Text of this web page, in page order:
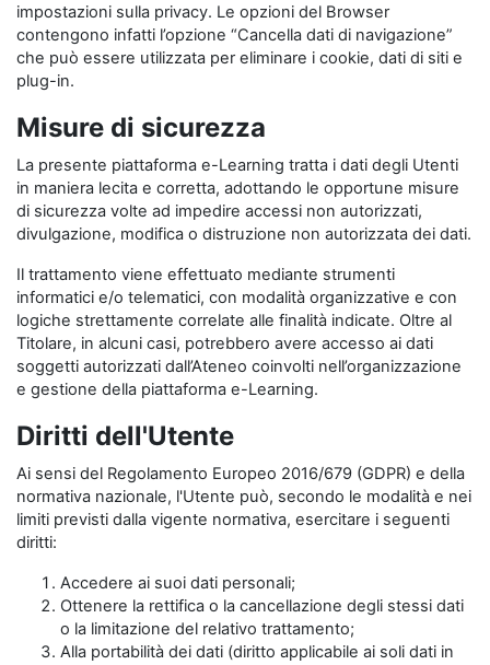
impostazioni sulla privacy. Le opzioni del Browser
contengono infatti l’opzione “Cancella dati di navigazione”
che può essere utilizzata per eliminare i cookie, dati di siti e
plug-in.
Misure di sicurezza
La presente piattaforma e-Learning tratta i dati degli Utenti
in maniera lecita e corretta, adottando le opportune misure
di sicurezza volte ad impedire accessi non autorizzati,
divulgazione, modifica o distruzione non autorizzata dei dati.
Il trattamento viene effettuato mediante strumenti
informatici e/o telematici, con modalità organizzative e con
logiche strettamente correlate alle finalità indicate. Oltre al
Titolare, in alcuni casi, potrebbero avere accesso ai dati
soggetti autorizzati dall’Ateneo coinvolti nell’organizzazione
e gestione della piattaforma e-Learning.
Diritti dell'Utente
Ai sensi del Regolamento Europeo 2016/679 (GDPR) e della
normativa nazionale, l'Utente può, secondo le modalità e nei
limiti previsti dalla vigente normativa, esercitare i seguenti
diritti:
Accedere ai suoi dati personali;
Ottenere la rettifica o la cancellazione degli stessi dati
o la limitazione del relativo trattamento;
Alla portabilità dei dati (diritto applicabile ai soli dati in